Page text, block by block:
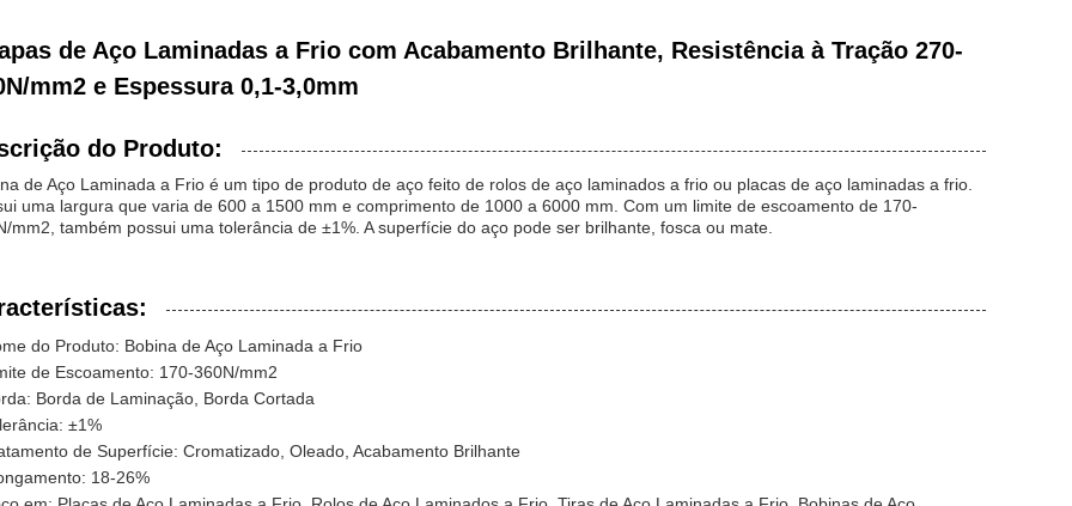
de Aço Laminadas a Frio com Acabamento Brilhante, Resistência à Tração 270-
mm2 e Espessura 0,1-3,0mm
do Produto:
de Aço Laminada a Frio é um tipo de produto de aço feito de rolos de aço laminados a frio ou placas de aço laminadas a frio.
uma largura que varia de 600 a 1500 mm e comprimento de 1000 a 6000 mm. Com um limite de escoamento de 170-
mm2, também possui uma tolerância de ±1%. A superfície do aço pode ser brilhante, fosca ou mate.
do Produto: Bobina de Aço Laminada a Frio
de Escoamento: 170-360N/mm2
Borda de Laminação, Borda Cortada
±1%
de Superfície: Cromatizado, Oleado, Acabamento Brilhante
18-26%